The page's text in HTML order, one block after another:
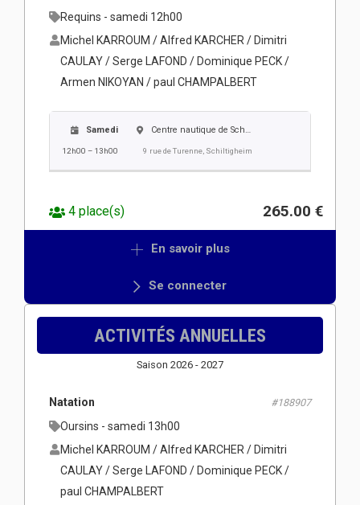
Requins - samedi 12h00
Michel KARROUM / Alfred KARCHER / Dimitri
CAULAY / Serge LAFOND / Dominique PECK /
Armen NIKOYAN / paul CHAMPALBERT
Samedi
12h00 – 13h00
Centre nautique de Schiltigheim
9 rue de Turenne, Schiltigheim
4 place(s) 265.00 €
En savoir plus
Se connecter
ACTIVITÉS ANNUELLES
Saison 2026 - 2027
Natation #188907
Oursins - samedi 13h00
Michel KARROUM / Alfred KARCHER / Dimitri
CAULAY / Serge LAFOND / Dominique PECK /
paul CHAMPALBERT